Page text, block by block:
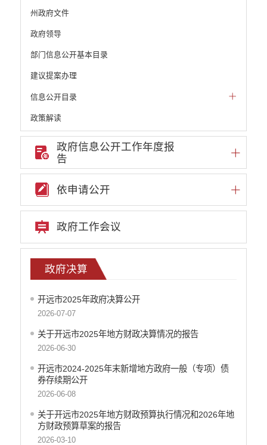
州政府文件
政府领导
部门信息公开基本目录
建议提案办理
信息公开目录
政策解读
机构职能和权责清单
自然资源政务公开
重点领域信息公开
政府预算
政府决算
部门单位专栏
公务员管理
减税降费
财政资金直达基层
稳岗就业
应急预案
产品质量
政府信息公开工作年度报
告
依申请公开
政府工作会议
政府决算
开远市2025年政府决算公开
2026-07-07
关于开远市2025年地方财政决算情况的报告
2026-06-30
开远市2024-2025年末新增地方政府一般（专项）债
券存续期公开
2026-06-08
关于开远市2025年地方财政预算执行情况和2026年地
方财政预算草案的报告
2026-03-10